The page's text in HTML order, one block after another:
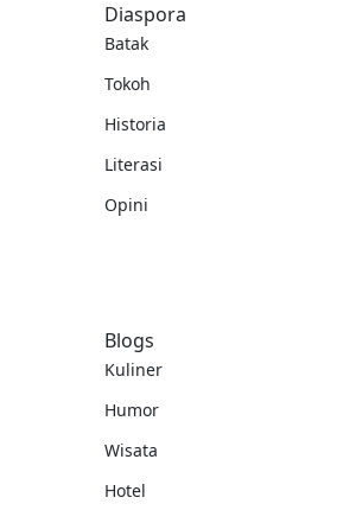
Diaspora
Batak
Tokoh
Historia
Literasi
Opini
Blogs
Kuliner
Humor
Wisata
Hotel